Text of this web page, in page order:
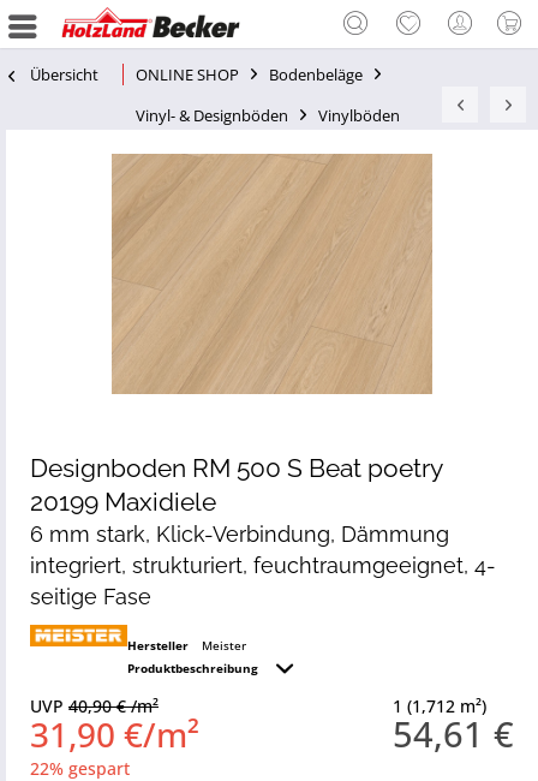
Übersicht ONLINE SHOP
Bodenbeläge
Vinyl- & Designböden
Vinylböden
Designboden RM 500 S Beat poetry
20199 Maxidiele
6 mm stark, Klick-Verbindung, Dämmung
integriert, strukturiert, feuchtraumgeeignet, 4-
seitige Fase
Hersteller
Meister
Produktbeschreibung
1 (1,712 m²)
54,61 €
UVP 40,90 € /m²
31,90 €/m²
22% gespart